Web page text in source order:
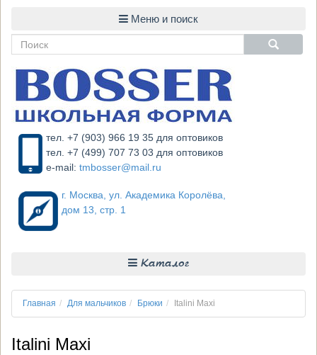
тел. +7 (903) 966 19 35 для оптовиков
тел. +7 (499) 707 73 03 для оптовиков
e-mail: tmbosser@mail.ru
г. Москва, ул. Академика Королёва,
дом 13, стр. 1
Каталог
Главная Для мальчиков Брюки Italini Maxi
Italini Maxi